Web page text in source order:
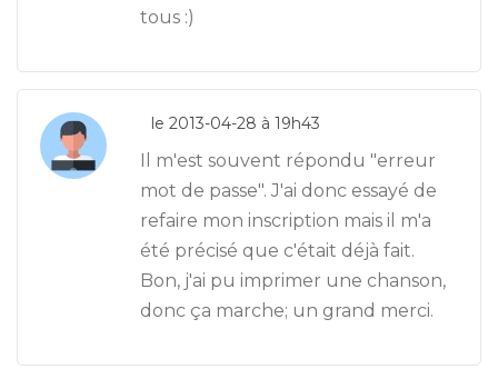
tous :)
le 2013-04-28 à 19h43
Il m'est souvent répondu "erreur
mot de passe". J'ai donc essayé de
refaire mon inscription mais il m'a
été précisé que c'était déjà fait.
Bon, j'ai pu imprimer une chanson,
donc ça marche; un grand merci.